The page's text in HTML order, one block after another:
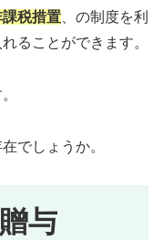
税措置 、の制度を利
ることができます。
でしょうか。
与